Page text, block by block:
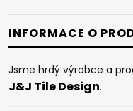
INFORMACE O
Jsme hrdý výrobce a
J&J Tile Design.